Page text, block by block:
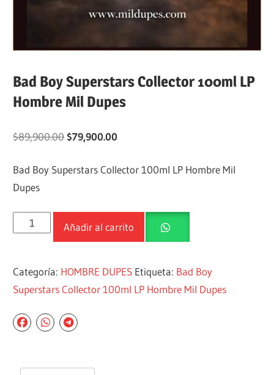
Bad Boy Superstars Collector 100ml LP
Hombre Mil Dupes
$89,900.00$79,900.00
Bad Boy Superstars Collector 100ml LP Hombre Mil
Dupes
Añadir al carrito
Categoría: HOMBRE DUPES Etiqueta: Bad Boy
Superstars Collector 100ml LP Hombre Mil Dupes